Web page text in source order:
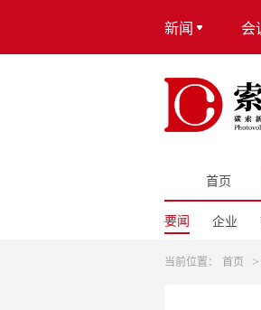
新闻 会
首页
要闻 企业
当前位置： 首页 >